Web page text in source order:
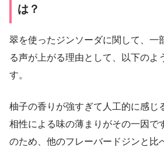
は？
翠を使ったジンソーダに関して、一
る声が上がる理由として、以下のよ
す。
柚子の香りが強すぎて人工的に感じ
相性による味の薄まりがその一因で
のため、他のフレーバードジンと比